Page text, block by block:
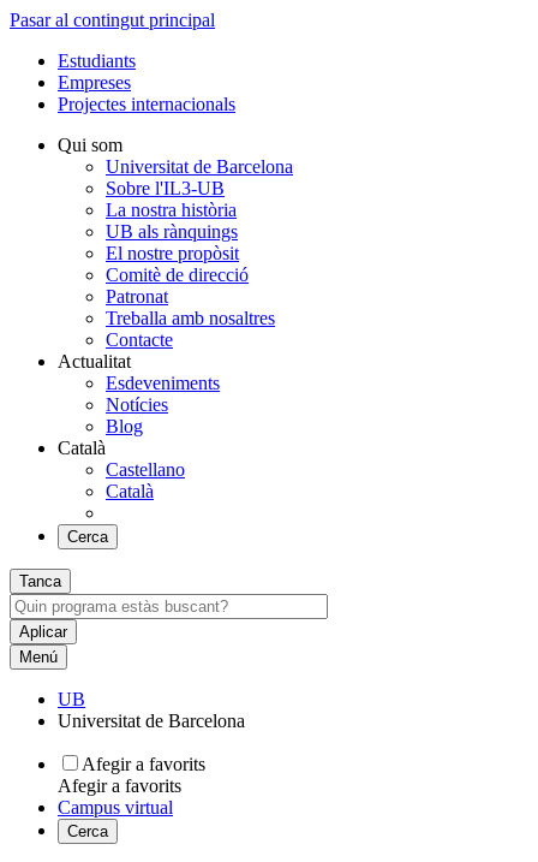
Pasar al contingut principal
Estudiants
Empreses
Projectes internacionals
Qui som
Universitat de Barcelona
Sobre l'IL3-UB
La nostra història
UB als rànquings
El nostre propòsit
Comitè de direcció
Patronat
Treballa amb nosaltres
Contacte
Actualitat
Esdeveniments
Notícies
Blog
Català
Castellano
Català
Cerca
Tanca
Menú
UB
Universitat de Barcelona
Afegir a favorits
Afegir a favorits
Campus virtual
Cerca